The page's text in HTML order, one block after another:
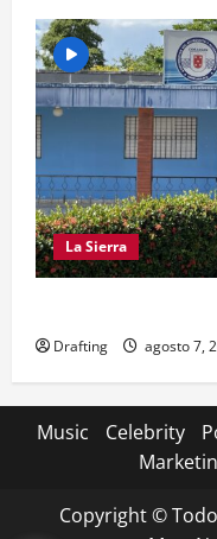
La Sierra
Drafting agosto 7,
Music Celebrity
Copyright ©